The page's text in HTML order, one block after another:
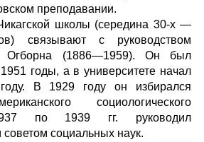
преподавании.
школы (середина 30-х —
связывают с руководством
Огборна (1886—1959). Он был
годы, а в университете начал
В 1929 году он избирался
социологического
по 1939 гг. руководил
советом социальных наук.